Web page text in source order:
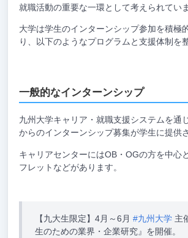
就職活動の重要な一環として考えられていま
大学は学生のインターンシップ参加を積極
り、以下のようなプログラムと支援体制を
一般的なインターンシップ
九州大学キャリア・就職支援システムを通
からのインターンシップ募集が学生に提供
キャリアセンターにはOB・OGの方を中心
フレットなどがあります。
【九大生限定】4月～6月#九州大学 主
生のための業界・企業研究』を開催。